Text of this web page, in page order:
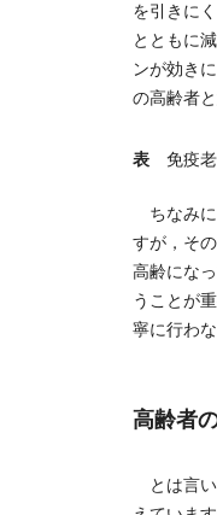
を引きに
とともに
ンが効き
の高齢者
表 免疫老
ちなみに
すが，そ
高齢にな
うことが
寧に行わ
高齢者
とは言い